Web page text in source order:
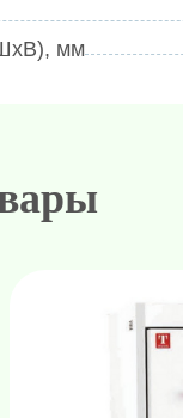
мм